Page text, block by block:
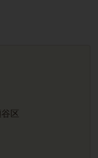
区